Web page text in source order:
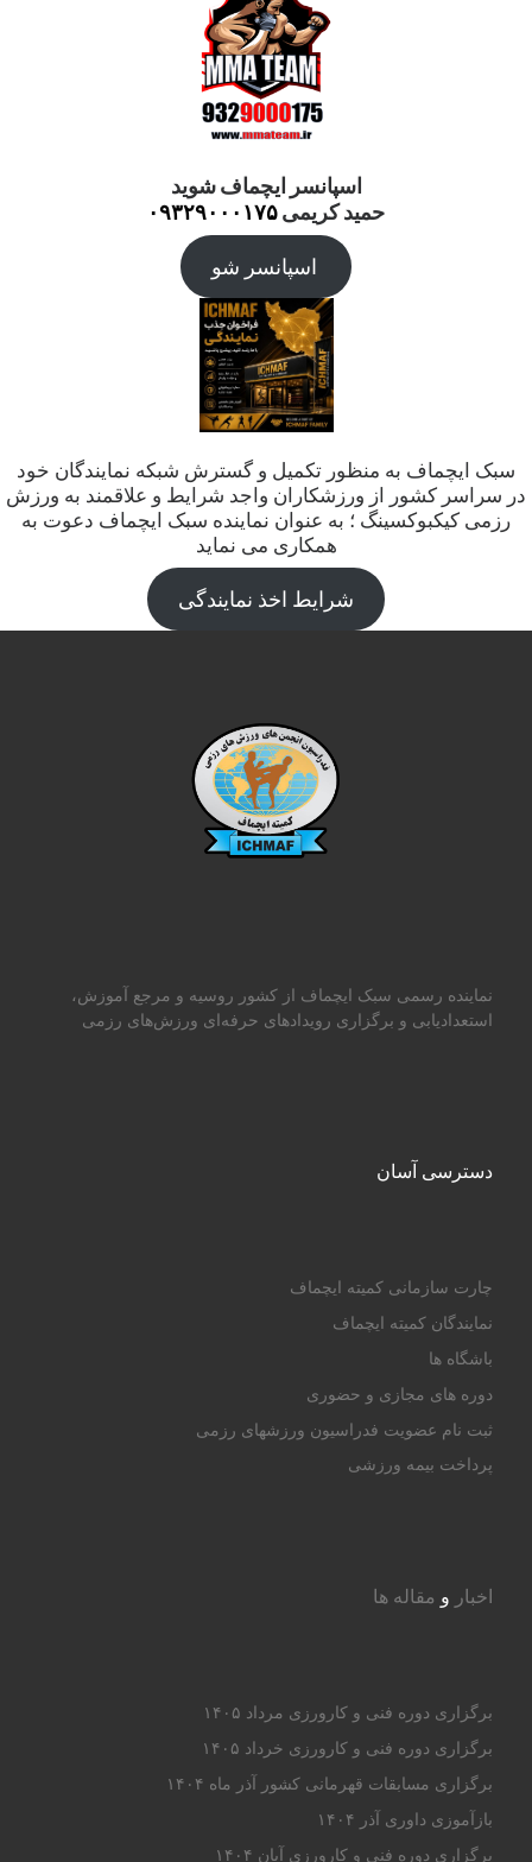
اسپانسر ایچماف شوید
حمید کریمی۰۹۳۲۹۰۰۰۱۷۵
اسپانسر شو
سبک ایچماف به منظور تکمیل و گسترش شبکه نمایندگان خود
در سراسر کشور از ورزشکاران واجد شرایط و علاقمند به ورزش
رزمی کیکبوکسینگ ؛ به عنوان نماینده سبک ایچماف دعوت به
همکاری می نماید
شرایط اخذ نمایندگی
نماینده رسمی سبک ایچماف از کشور روسیه و مرجع آموزش،
استعدادیابی و برگزاری رویدادهای حرفه‌ای ورزش‌های رزمی
دسترسی آسان
چارت سازمانی کمیته ایچماف
نمایندگان کمیته ایچماف
باشگاه ها
دوره های مجازی و حضوری
ثبت نام عضویت فدراسیون ورزشهای رزمی
پرداخت بیمه ورزشی
اخبار و مقاله ها
برگزاری دوره فنی و کارورزی مرداد ۱۴۰۵
برگزاری دوره فنی و کارورزی خرداد ۱۴۰۵
برگزاری مسابقات قهرمانی کشور آذر ماه ۱۴۰۴
بازآموزی داوری آذر ۱۴۰۴
برگزاری دوره فنی و کارورزی آبان ۱۴۰۴